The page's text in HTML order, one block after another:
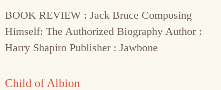
BOOK REVIEW : Jack Bruce Composing
Himself: The Authorized Biography Author :
Harry Shapiro Publisher : Jawbone
Child of Albion